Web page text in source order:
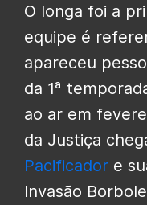
O longa foi a
equipe é
apareceu
da 1ª
ao ar em
da Justiça
Pacificador e
Invasão